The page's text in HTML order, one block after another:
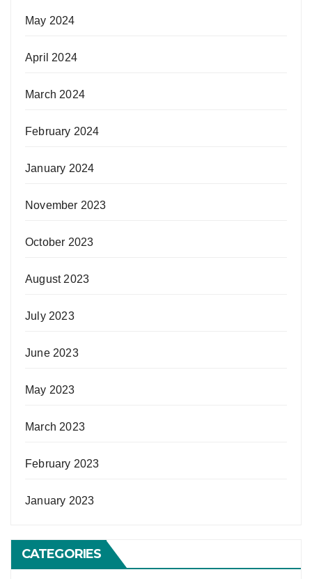
May 2024
April 2024
March 2024
February 2024
January 2024
November 2023
October 2023
August 2023
July 2023
June 2023
May 2023
March 2023
February 2023
January 2023
CATEGORIES